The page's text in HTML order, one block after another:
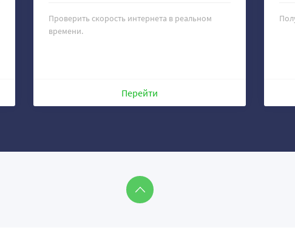
Проверить скорость интернета в реальном
времени.
Перейти